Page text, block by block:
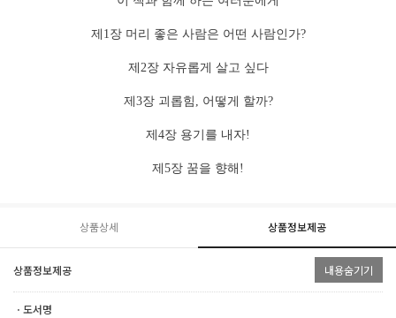
제 1장 머리 좋은 사람은 어떤 사람인가?
제 2장 자유롭게 살고 싶다
제 3장 괴롭힘 , 어떻게 할까?
제 4장 용기를 내자!
제 5장 꿈을 향해 !
상품상세 상품정보제공
상품정보제공 내용숨기기
ㆍ도서명